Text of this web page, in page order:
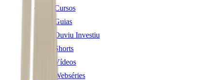
Cursos
Guias
Ouviu Investiu
Shorts
Vídeos
Webséries